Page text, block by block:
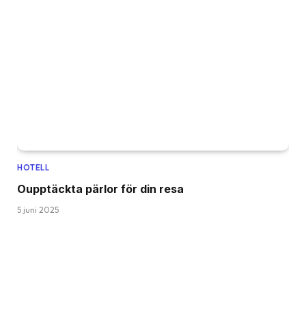
HOTELL
Oupptäckta pärlor för din resa
5 juni 2025